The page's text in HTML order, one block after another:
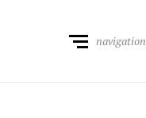
navigation